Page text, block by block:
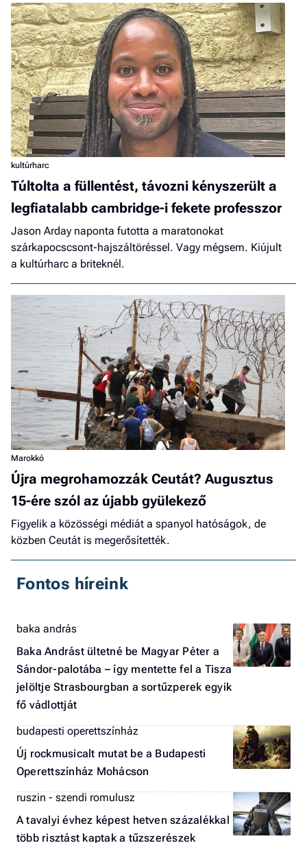
kultúrharc
Túltolta a füllentést, távozni kényszerült a
legfiatalabb cambridge-i fekete professzor
Jason Arday naponta futotta a maratonokat
szárkapocscsont-hajszáltöréssel. Vagy mégsem. Kiújult
a kultúrharc a briteknél.
Marokkó
Újra megrohamozzák Ceutát? Augusztus
15-ére szól az újabb gyülekező
Figyelik a közösségi médiát a spanyol hatóságok, de
közben Ceutát is megerősítették.
Fontos híreink
baka andrás
Baka Andrást ültetné be Magyar Péter a
Sándor-palotába – így mentette fel a Tisza
jelöltje Strasbourgban a sortűzperek egyik
fő vádlottját
budapesti operettszínház
Új rockmusicalt mutat be a Budapesti
Operettszínház Mohácson
ruszin - szendi romulusz
A tavalyi évhez képest hetven százalékkal
több risztást kaptak a tűzszerészek